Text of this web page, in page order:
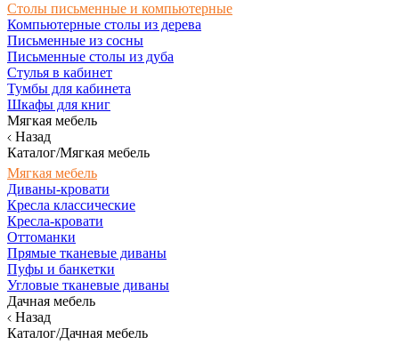
Столы письменные и компьютерные
Компьютерные столы из дерева
Письменные из сосны
Письменные столы из дуба
Стулья в кабинет
Тумбы для кабинета
Шкафы для книг
Мягкая мебель
Назад
Каталог/Мягкая мебель
Мягкая мебель
Диваны-кровати
Кресла классические
Кресла-кровати
Оттоманки
Прямые тканевые диваны
Пуфы и банкетки
Угловые тканевые диваны
Дачная мебель
Назад
Каталог/Дачная мебель